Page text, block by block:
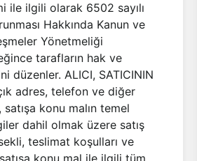
ile ilgili olarak 6502 sayılı
Hakkında Kanun ve
Yönetmeliği
tarafların hak ve
düzenler. ALICI, SATICININ
adres, telefon ve diğer
konu malın temel
dahil olmak üzere satış
teslimat koşulları ve
konu mal ile ilgili tüm